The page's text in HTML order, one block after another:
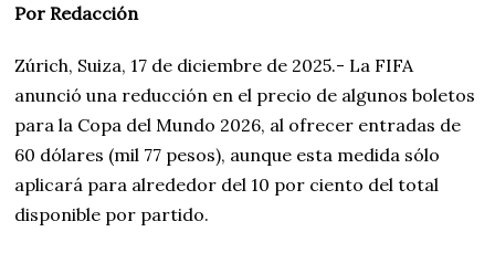
Por Redacción
Zúrich, Suiza, 17 de diciembre de 2025.- La FIFA
anunció una reducción en el precio de algunos boletos
para la Copa del Mundo 2026, al ofrecer entradas de
60 dólares (mil 77 pesos), aunque esta medida sólo
aplicará para alrededor del 10 por ciento del total
disponible por partido.